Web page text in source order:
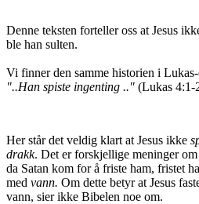
Denne teksten forteller oss at Jesus
ble han sulten.
Vi finner den samme historien i
"..Han spiste ingenting .." (Lukas 4:1-
Her står det veldig klart at Jesus ikke
drakk. Det er forskjellige meninger
da Satan kom for å friste ham, fristet
med vann. Om dette betyr at Jesus
vann, sier ikke Bibelen noe om.